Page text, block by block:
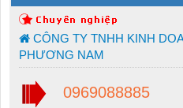
CÔNG TY TNHH KINH
PHƯƠNG NAM
0969088885